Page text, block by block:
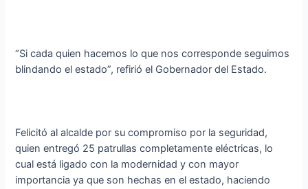
“Si cada quien hacemos lo que nos corresponde seguimos
blindando el estado”, refirió el Gobernador del Estado.
Felicitó al alcalde por su compromiso por la seguridad,
quien entregó 25 patrullas completamente eléctricas, lo
cual está ligado con la modernidad y con mayor
importancia ya que son hechas en el estado, haciendo